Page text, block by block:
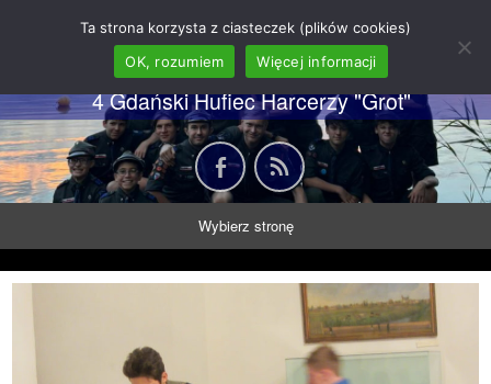
62 GDH "Orkan" im. gen.
Stanisława Sosabowskiego
4 Gdański Hufiec Harcerzy "Grot"
Wybierz stronę
Ta strona korzysta z ciasteczek (plików cookies)
OK, rozumiem
Więcej informacji